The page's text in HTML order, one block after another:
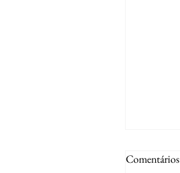
Comentários